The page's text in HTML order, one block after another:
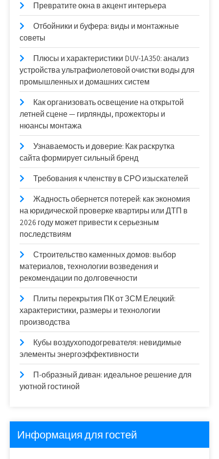
Превратите окна в акцент интерьера
Отбойники и буфера: виды и монтажные
советы
Плюсы и характеристики DUV-1A350: анализ
устройства ультрафиолетовой очистки воды для
промышленных и домашних систем
Как организовать освещение на открытой
летней сцене — гирлянды, прожекторы и
нюансы монтажа
Узнаваемость и доверие: Как раскрутка
сайта формирует сильный бренд
Требования к членству в СРО изыскателей
Жадность обернется потерей: как экономия
на юридической проверке квартиры или ДТП в
2026 году может привести к серьезным
последствиям
Строительство каменных домов: выбор
материалов, технологии возведения и
рекомендации по долговечности
Плиты перекрытия ПК от ЗСМ Елецкий:
характеристики, размеры и технологии
производства
Кубы воздухоподогревателя: невидимые
элементы энергоэффективности
П-образный диван: идеальное решение для
уютной гостиной
Информация для гостей